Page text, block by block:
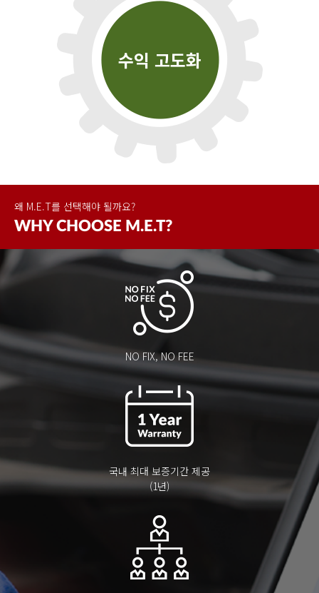
수익 고도화
왜 M.E.T를 선택해야 될까요?
WHYCHOOSE M.E.T?
NO FIX, NO FEE
국내 최대 보증기간 제공
(1년)